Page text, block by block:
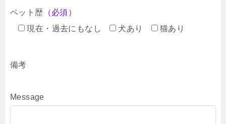
ペット歴 （必須）
現在・過去にもなし
犬あり 猫あり
備考
Message